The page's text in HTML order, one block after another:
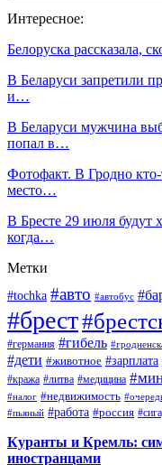
Интересное:
Белоруска рассказала,
В Беларуси запретили
и…
В Беларуси мужчина
попал в…
Фотофакт. В Гродно кто-
место…
В Бресте 29 июля будут
когда…
Метки
#tochka #авто #автобус
#брест
#германия #гибель
#дети #животное #зарплата
#кража #литва #медицина
#налог #недвижимость
#пьяный #работа #россия
Куранты и Кремль:
иностранцами